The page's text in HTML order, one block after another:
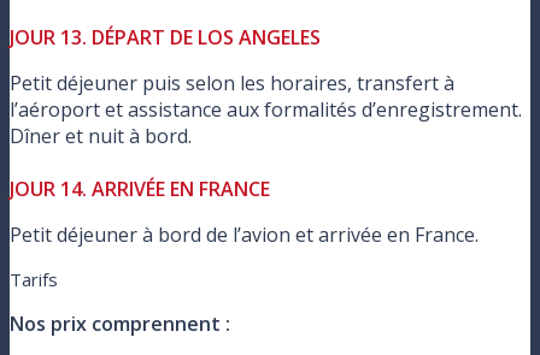
JOUR 13. DÉPART DE LOS ANGELES
Petit déjeuner puis selon les horaires, transfert à
l’aéroport et assistance aux formalités d’enregistrement.
Dîner et nuit à bord.
JOUR 14. ARRIVÉE EN FRANCE
Petit déjeuner à bord de l’avion et arrivée en France.
Tarifs
Nos prix comprennent :